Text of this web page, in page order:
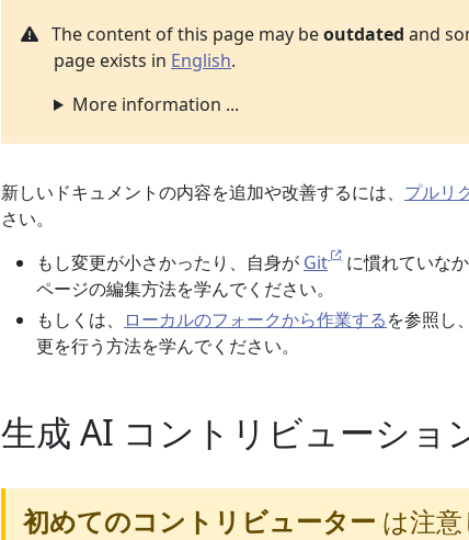
The content of this page may beoutdated and
page exists in English.
More information ...
新しいドキュメントの内容を追加や改善するには、 プルリ
さい。
もし変更が小さかったり、自身が Git に慣れていなか
ページの編集方法を学んでください。
もしくは、
ローカルのフォークから作業するを参照し
更を行う方法を学んでください。
生成 AI コントリビューショ
初めてのコントリビューター は注